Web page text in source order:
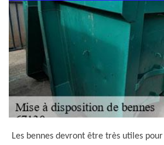
Les bennes devront être très utiles